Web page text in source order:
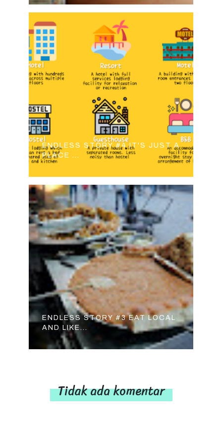
ENDLESS STORY #4 IT'S JUST A
PLACE ...
ENDLESS STORY #3 EAT LOCAL
AND LIKE...
Tidak ada komentar